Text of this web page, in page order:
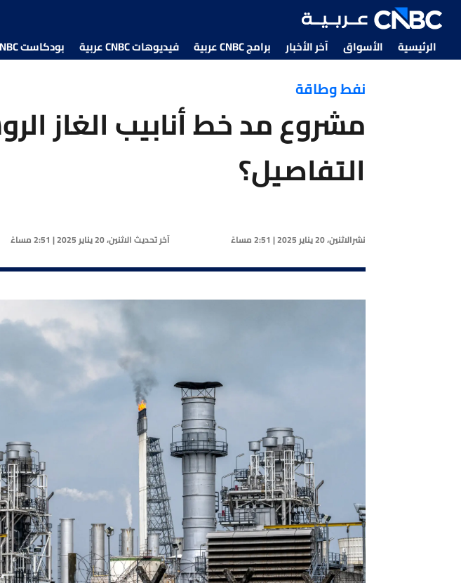
الرئيسية الأسواق آخر الأخبار برامج CNBC عربية فيديوهات CNBC عربية بودكاست CNBC عربية
نفط وطاقة
مشروع مد خط أنابيب الغاز
التفاصيل؟
نشرالاثنين، 20 يناير 2025 | 2:51 مساءً آخر تحديثالاثنين، 20 يناير 2025 | 2:51 مساءً